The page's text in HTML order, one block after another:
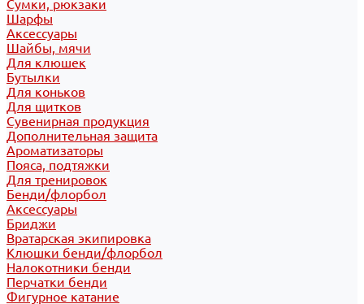
Сумки, рюкзаки
Шарфы
Аксессуары
Шайбы, мячи
Для клюшек
Бутылки
Для коньков
Для щитков
Сувенирная продукция
Дополнительная защита
Ароматизаторы
Пояса, подтяжки
Для тренировок
Бенди/флорбол
Аксессуары
Бриджи
Вратарская экипировка
Клюшки бенди/флорбол
Налокотники бенди
Перчатки бенди
Фигурное катание